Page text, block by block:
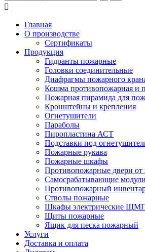
Главная
О производстве
Сертификаты
Продукция
Гидранты пожарные
Головки соединительные
Диафрагмы пожарного
Кошма противопожарная и
Пожарная пирамида для
Кронштейны и крепления
Огнетушители
Параболы
Пиропластина АСТ
Подставки под
Пожарные рукава
Пожарные шкафы
Противопожарные двери от
Самосрабатывающие
Противопожарный
Стволы пожарные
Шкафы электрические
Щиты пожарные
Ящик для песка пожарный
Услуги
Доставка и оплата